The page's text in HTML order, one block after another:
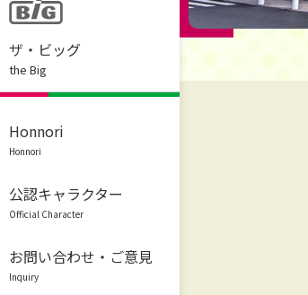
Honnori
Honnori
公認キャラクター
Official Character
お問い合わせ・ご意見
Inquiry
ザ・ビッグ
the Big